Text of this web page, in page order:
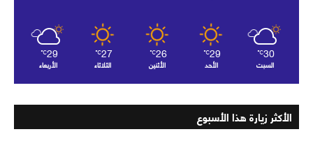
30
℃
السبت
29
℃
الأحد
26
℃
الأثنين
27
℃
الثلاثاء
29
℃
الأربعاء
الأكثر زيارة هذا الأسبوع